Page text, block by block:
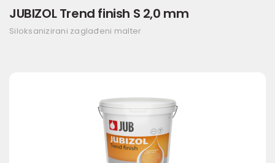
JUBIZOL Trend finish S 2,0 mm
Siloksanizirani zaglađeni malter